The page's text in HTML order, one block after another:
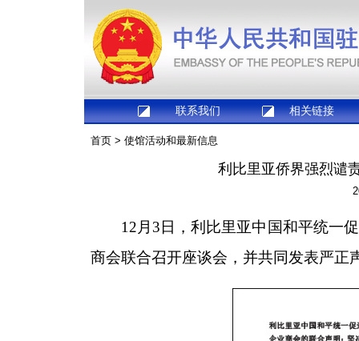
联系我们 相关链接
首页 > 使馆活动和最新信息
利比里亚侨界强烈谴
12月3日，利比里亚中国和平统一
商会联合召开座谈会，并共同发表严正